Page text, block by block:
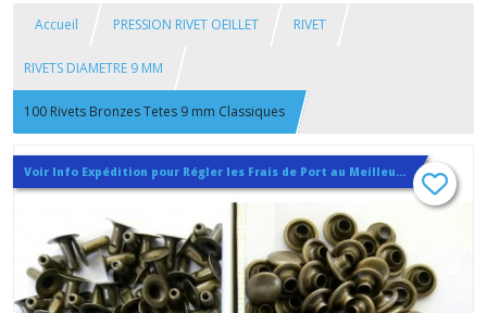
Accueil PRESSION RIVET OEILLET RIVET
RIVETS DIAMETRE 9 MM
100 Rivets Bronzes Tetes 9 mm Classiques
Voir Info Expédition pour Régler les Frais de Port au Meilleur Prix , En haut d'ecran à Droite